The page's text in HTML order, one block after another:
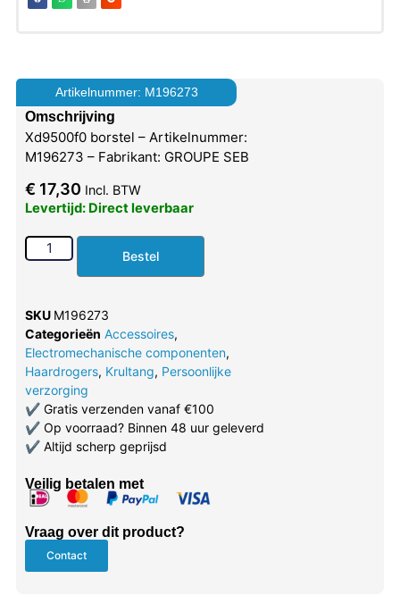
Artikelnummer: M196273
Omschrijving
Xd9500f0 borstel – Artikelnummer:
M196273 – Fabrikant: GROUPE SEB
€ 17,30 Incl. BTW
Levertijd: Direct leverbaar
Bestel
SKU M196273
Categorieën Accessoires,
Electromechanische componenten,
Haardrogers, Krultang, Persoonlijke
verzorging
✔Gratis verzenden vanaf €100
✔Op voorraad? Binnen 48 uur geleverd
✔Altijd scherp geprijsd
Veilig betalen met
Vraag over dit product?
Contact